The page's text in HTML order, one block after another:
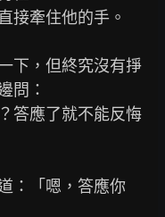
接牽住他的手。
，但終究沒有掙
問：
答應了就不能反悔
「嗯，答應你